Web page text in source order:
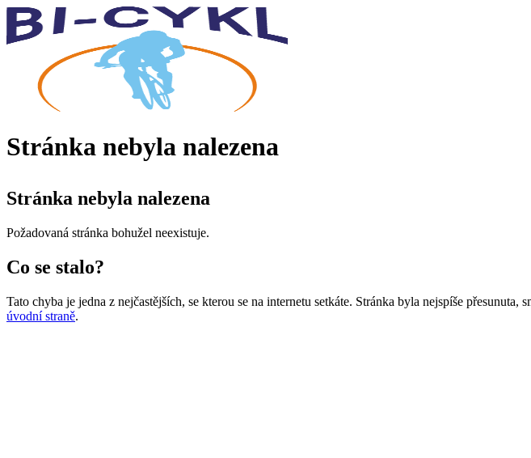
Stránka nebyla nalezena
Stránka nebyla nalezena
Požadovaná stránka bohužel neexistuje.
Co se stalo?
Tato chyba je jedna z nejčastějších, se kterou se na internetu setkáte. Stránka byla nejspíše
úvodní straně.